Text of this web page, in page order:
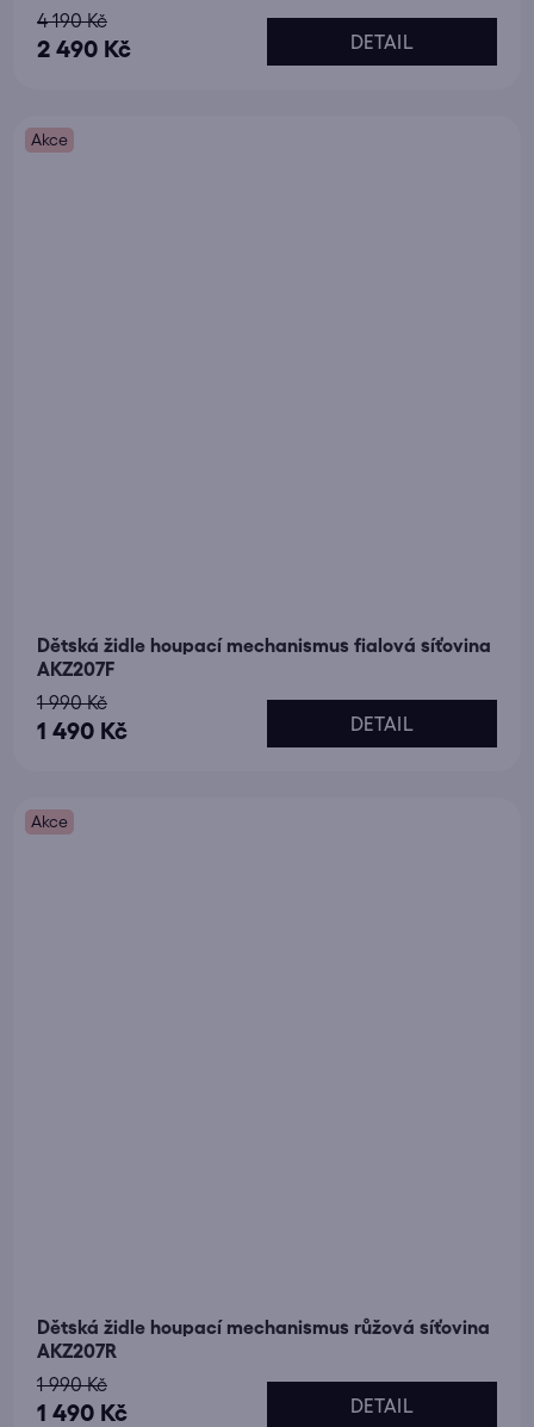
2 490 Kč
4 190 Kč
DETAIL
Akce
Dětská židle houpací mechanismus fialová síťovina
AKZ207F
1 490 Kč
1 990 Kč
DETAIL
Akce
Dětská židle houpací mechanismus růžová síťovina
AKZ207R
1 490 Kč
1 990 Kč
DETAIL